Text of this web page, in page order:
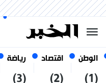
الوطن
(1)
اقتصاد
(2)
رياضة
(3)
أغسطس 2026